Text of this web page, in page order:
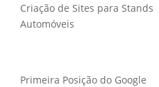
Criação de Sites para Stands
Automóveis
Primeira Posição do Google